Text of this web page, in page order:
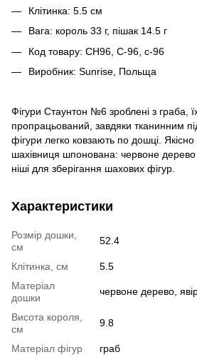
Клітинка: 5.5 см
Вага: король 33 г, пішак 14.5 г
Код товару: CH96, C-96, с-96
Виробник: Sunrise, Польща
Фігури Стаунтон №6 зроблені з граба,
пропрацьований, завдяки тканинним
фігури легко ковзають по дошці.
шахівниця шпонована: червоне дерево
ніші для зберігання шахових фігур.
Характеристики
Розмір дошки,
см
52.4
Клітинка, см
5.5
Матеріал
дошки
червоне дерево,
Висота короля,
см
9.8
Матеріал фігур
граб